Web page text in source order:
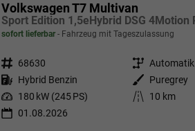
Volkswagen T7 Multivan
sofort lieferbar Fahrzeug mit Tageszulassung
Fahrzeugnr. 68630 Getriebe Automatik
Kraftstoff Hybrid Benzin Außenfarbe
Puregrey
Leistung 180 kW (245 PS) Kilometerstand
10 km
01.08.2026